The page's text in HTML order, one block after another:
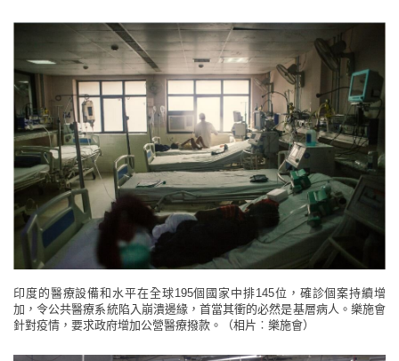
印度的醫療設備和水平在全球195個國家中排145位，確診個案持續增
加，令公共醫療系統陷入崩潰邊緣，首當其衝的必然是基層病人。樂施會
針對疫情，要求政府增加公營醫療撥款。（相片︰樂施會）